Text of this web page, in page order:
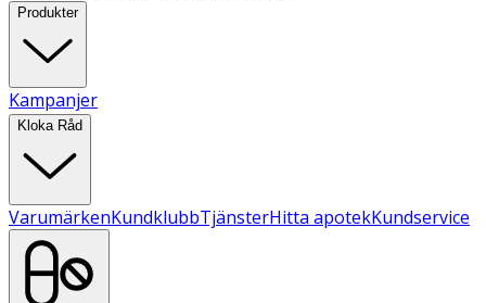
Produkter
Kampanjer
Kloka Råd
VarumärkenKundklubbTjänsterHitta apotekKundservice